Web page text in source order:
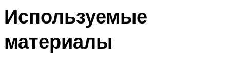
Используемые
материалы